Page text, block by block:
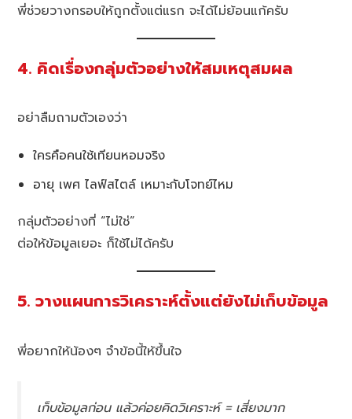
พี่ช่วยวางกรอบให้ถูกตั้งแต่แรก จะได้ไม่ย้อนแก้ครับ
4. คิดเรื่องกลุ่มตัวอย่างให้สมเหตุสมผล
อย่าลืมถามตัวเองว่า
ใครคือคนใช้เทียนหอมจริง
อายุ เพศ ไลฟ์สไตล์ เหมาะกับโจทย์ไหม
กลุ่มตัวอย่างที่ “ไม่ใช่”
ต่อให้ข้อมูลเยอะ ก็ใช้ไม่ได้ครับ
5. วางแผนการวิเคราะห์ตั้งแต่ยังไม่เก็บข้อมูล
พี่อยากให้น้องๆ จำข้อนี้ให้ขึ้นใจ
เก็บข้อมูลก่อน แล้วค่อยคิดวิเคราะห์ = เสี่ยงมาก